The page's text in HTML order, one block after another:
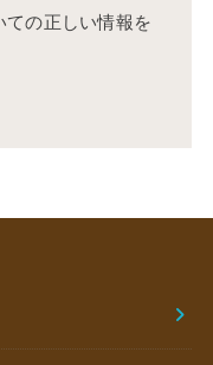
の正しい情報を